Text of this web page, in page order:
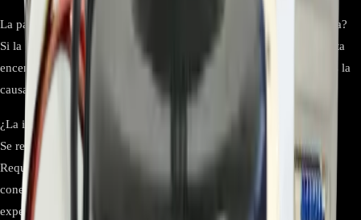
La pantalla de mi equipo está apagada, ¿necesito cambiar esta pieza?
Si la pantalla no muestra ninguna información pero la unidad intenta
encender, es muy probable que la tarjeta de display esté dañada. Es la
causa más frecuente de este tipo de fallas.
¿La instalación de esta tarjeta es complicada?
Se recomienda que la instalación la realice un técnico calificado.
Requiere desmontar la carcasa de la unidad interior y manipular
conexiones delicadas, lo que implica un riesgo si no se tiene
experiencia.